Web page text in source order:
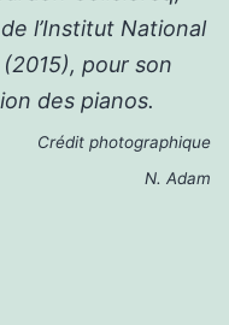
l’Institut National
pour son
des pianos.
Crédit photographique
N. Adam